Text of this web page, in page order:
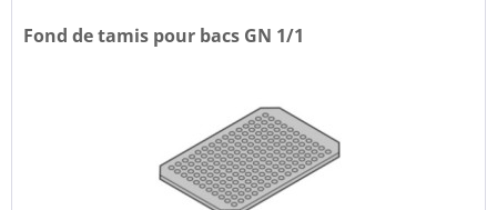
Fond de tamis pour bacs GN 1/1